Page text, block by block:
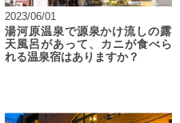
2023/06/01
湯河原温泉で源泉かけ流しの露
天風呂があって、カニが食べら
れる温泉宿はありますか？